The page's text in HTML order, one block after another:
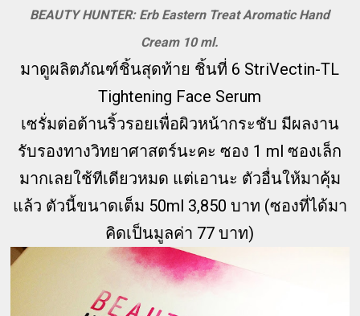
BEAUTY HUNTER: Erb Eastern Treat Aromatic Hand
Cream 10 ml.
มาดูผลิตภัณฑ์ชิ้นสุดท้าย ชิ้นที่ 6 StriVectin-TL
Tightening Face Serum
เซรั่มต่อต้านริ้วรอยเพื่อผิวหน้ากระชับ มีผลงาน
รับรองทางวิทยาศาสตร์นะคะ ซอง 1 ml ซองเล็ก
มากเลยใช้ทีเดียวหมด แต่เอานะ ตัวอื่นให้มาคุ้ม
แล้ว ตัวนี้ขนาดเต็ม 50ml 3,850 บาท (ซองที่ได้มา
คิดเป็นมูลค่า 77 บาท)